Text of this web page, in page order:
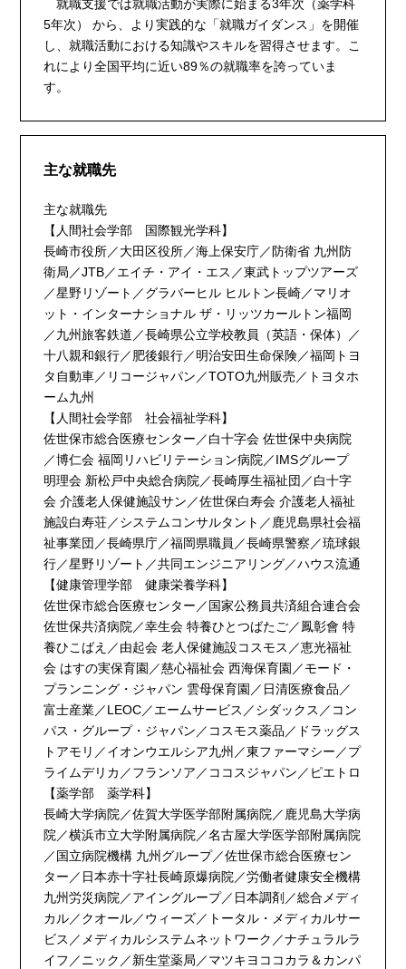
就職支援では就職活動が実際に始まる3年次（薬学科
5年次） から、より実践的な「就職ガイダンス」を開催
し、就職活動における知識やスキルを習得させます。こ
れにより全国平均に近い89％の就職率を誇っていま
す。
主な就職先
主な就職先
【人間社会学部 国際観光学科】
長崎市役所／大田区役所／海上保安庁／防衛省 九州防
衛局／JTB／エイチ・アイ・エス／東武トップツアーズ
／星野リゾート／グラバーヒル ヒルトン長崎／マリオ
ット・インターナショナル ザ・リッツカールトン福岡
／九州旅客鉄道／長崎県公立学校教員（英語・保体）／
十八親和銀行／肥後銀行／明治安田生命保険／福岡トヨ
タ自動車／リコージャパン／TOTO九州販売／トヨタホ
ーム九州
【人間社会学部 社会福祉学科】
佐世保市総合医療センター／白十字会 佐世保中央病院
／博仁会 福岡リハビリテーション病院／IMSグループ
明理会 新松戸中央総合病院／長崎厚生福祉団／白十字
会 介護老人保健施設サン／佐世保白寿会 介護老人福祉
施設白寿荘／システムコンサルタント／鹿児島県社会福
祉事業団／長崎県庁／福岡県職員／長崎県警察／琉球銀
行／星野リゾート／共同エンジニアリング／ハウス流通
【健康管理学部 健康栄養学科】
佐世保市総合医療センター／国家公務員共済組合連合会
佐世保共済病院／幸生会 特養ひとつばたご／鳳彰會 特
養ひこばえ／由起会 老人保健施設コスモス／恵光福祉
会 はすの実保育園／慈心福祉会 西海保育園／モード・
プランニング・ジャパン 雲母保育園／日清医療食品／
富士産業／LEOC／エームサービス／シダックス／コン
パス・グループ・ジャパン／コスモス薬品／ドラッグス
トアモリ／イオンウエルシア九州／東ファーマシー／プ
ライムデリカ／フランソア／ココスジャパン／ピエトロ
【薬学部 薬学科】
長崎大学病院／佐賀大学医学部附属病院／鹿児島大学病
院／横浜市立大学附属病院／名古屋大学医学部附属病院
／国立病院機構 九州グループ／佐世保市総合医療セン
ター／日本赤十字社長崎原爆病院／労働者健康安全機構
九州労災病院／アイングループ／日本調剤／総合メディ
カル／クオール／ウィーズ／トータル・メディカルサー
ビス／メディカルシステムネットワーク／ナチュラルラ
イフ／ニック／新生堂薬局／マツキヨココカラ＆カンパ